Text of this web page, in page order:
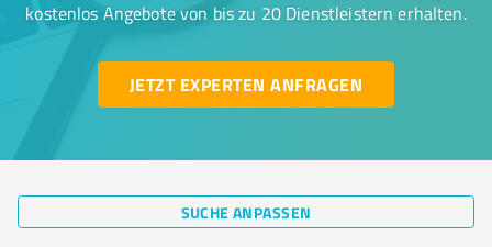
kostenlos Angebote von bis zu 20 Dienstleistern erhalten.
JETZT EXPERTEN ANFRAGEN
SUCHE ANPASSEN